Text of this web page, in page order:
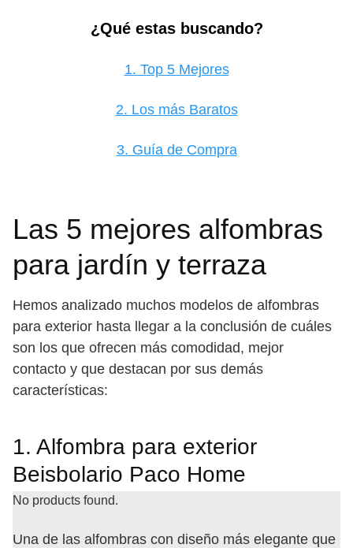
¿Qué estas buscando?
1. Top 5 Mejores
2. Los más Baratos
3. Guía de Compra
Las 5 mejores alfombras
para jardín y terraza
Hemos analizado muchos modelos de alfombras
para exterior hasta llegar a la conclusión de cuáles
son los que ofrecen más comodidad, mejor
contacto y que destacan por sus demás
características:
1. Alfombra para exterior
Beisbolario Paco Home
No products found.
Una de las alfombras con diseño más elegante que